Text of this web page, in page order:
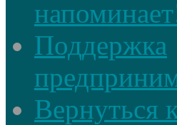
Поддержка
Вернуться